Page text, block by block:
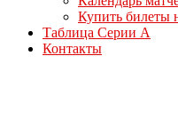
Купить билеты
Таблица Серии А
Контакты